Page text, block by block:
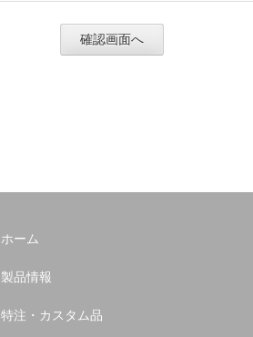
ホーム
製品情報
特注・カスタム品